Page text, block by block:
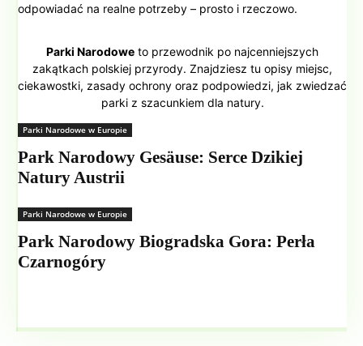
odpowiadać na realne potrzeby – prosto i rzeczowo.
Parki Narodowe to przewodnik po najcenniejszych
zakątkach polskiej przyrody. Znajdziesz tu opisy miejsc,
ciekawostki, zasady ochrony oraz podpowiedzi, jak zwiedzać
parki z szacunkiem dla natury.
Parki Narodowe w Europie
Park Narodowy Gesäuse: Serce Dzikiej
Natury Austrii
Parki Narodowe w Europie
Park Narodowy Biogradska Gora: Perła
Czarnogóry